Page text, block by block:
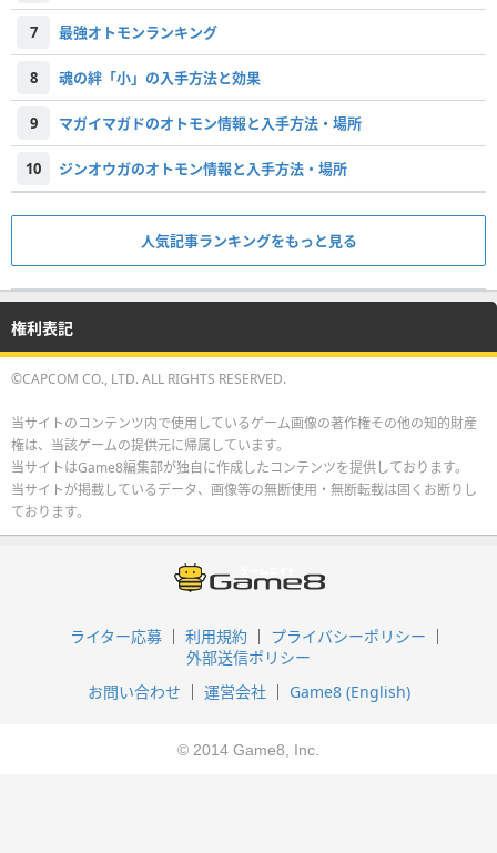
7 最強オトモンランキング
8 魂の絆「小」の入手方法と効果
9 マガイマガドのオトモン情報と入手方法・場所
10 ジンオウガのオトモン情報と入手方法・場所
人気記事ランキングをもっと見る
権利表記
©CAPCOM CO., LTD. ALL RIGHTS RESERVED.
当サイトのコンテンツ内で使用しているゲーム画像の著作権その他の知的財産
権は、当該ゲームの提供元に帰属しています。
当サイトはGame8編集部が独自に作成したコンテンツを提供しております。
当サイトが掲載しているデータ、画像等の無断使用・無断転載は固くお断りし
ております。
ライター応募 利用規約
プライバシーポリシー
外部送信ポリシー
お問い合わせ
運営会社 Game8 (English)
© 2014 Game8, Inc.